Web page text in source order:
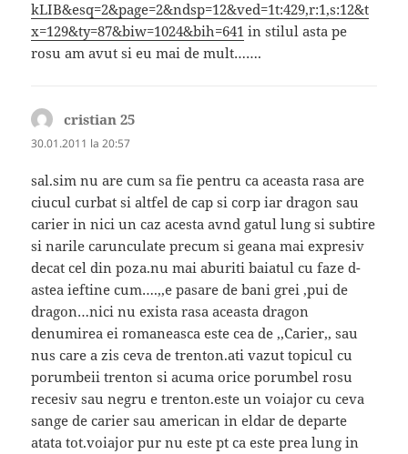
kLIB&esq=2&page=2&ndsp=12&ved=1t:429,r:1,s:12&t
x=129&ty=87&biw=1024&bih=641 in stilul asta pe
rosu am avut si eu mai de mult…….
cristian 25
30.01.2011 la 20:57
sal.sim nu are cum sa fie pentru ca aceasta rasa are
ciucul curbat si altfel de cap si corp iar dragon sau
carier in nici un caz acesta avnd gatul lung si subtire
si narile carunculate precum si geana mai expresiv
decat cel din poza.nu mai aburiti baiatul cu faze d-
astea ieftine cum….,,e pasare de bani grei ,pui de
dragon…nici nu exista rasa aceasta dragon
denumirea ei romaneasca este cea de ,,Carier,, sau
nus care a zis ceva de trenton.ati vazut topicul cu
porumbeii trenton si acuma orice porumbel rosu
recesiv sau negru e trenton.este un voiajor cu ceva
sange de carier sau american in eldar de departe
atata tot.voiajor pur nu este pt ca este prea lung in